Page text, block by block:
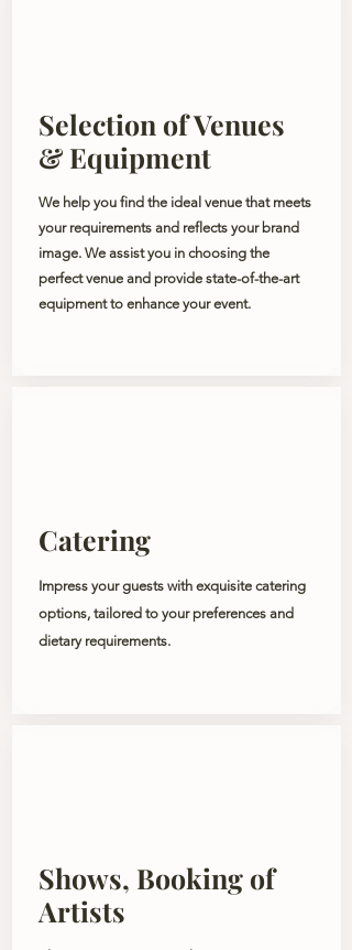
Selection of Venues
& Equipment
We help you find the ideal venue that meets
your requirements and reflects your brand
image. We assist you in choosing the
perfect venue and provide state-of-the-art
equipment to enhance your event.
Catering
Impress your guests with exquisite catering
options, tailored to your preferences and
dietary requirements.
Shows, Booking of
Artists